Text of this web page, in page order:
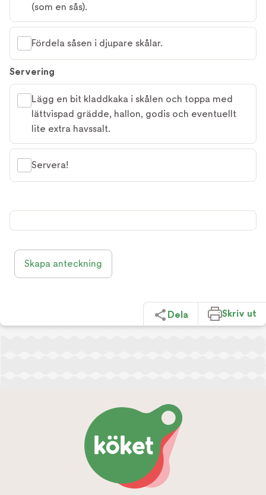
(som en sås).
Fördela såsen i djupare skålar.
Servering
Lägg en bit kladdkaka i skålen och toppa med
lättvispad grädde, hallon, godis och eventuellt
lite extra havssalt.
Servera!
Skapa anteckning
Dela Skriv ut